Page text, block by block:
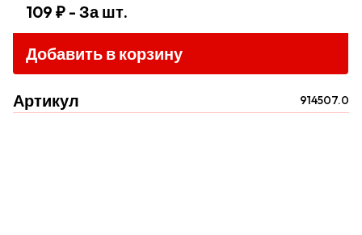
109 ₽ - За шт.
Добавить в корзину
Артикул 914507.0